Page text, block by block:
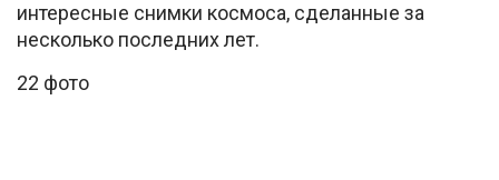
интересные снимки космоса, сделанные за
несколько последних лет.
22 фото